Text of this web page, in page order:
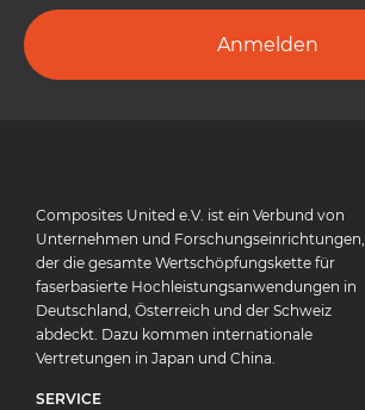
Anmelden
Composites United e.V. ist ein Verbund von
Unternehmen und Forschungseinrichtungen,
der die gesamte Wertschöpfungskette für
faserbasierte Hochleistungsanwendungen in
Deutschland, Österreich und der Schweiz
abdeckt. Dazu kommen internationale
Vertretungen in Japan und China.
SERVICE